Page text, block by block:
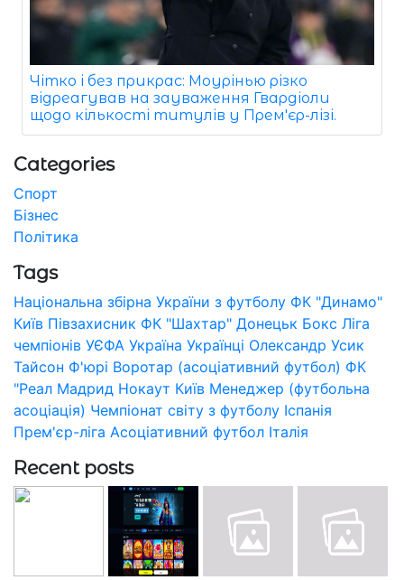
Чітко і без прикрас: Моурінью різко
відреагував на зауваження Гвардіоли
щодо кількості титулів у Прем'єр-лізі.
Categories
Спорт
Бізнес
Політика
Tags
Національна збірна України з футболу ФК "Динамо"
Київ Півзахисник ФК "Шахтар" Донецьк Бокс Ліга
чемпіонів УЄФА Україна Українці Олександр Усик
Тайсон Ф'юрі Воротар (асоціативний футбол) ФК
"Реал Мадрид Нокаут Київ Менеджер (футбольна
асоціація) Чемпіонат світу з футболу Іспанія
Прем'єр-ліга Асоціативний футбол Італія
Recent posts